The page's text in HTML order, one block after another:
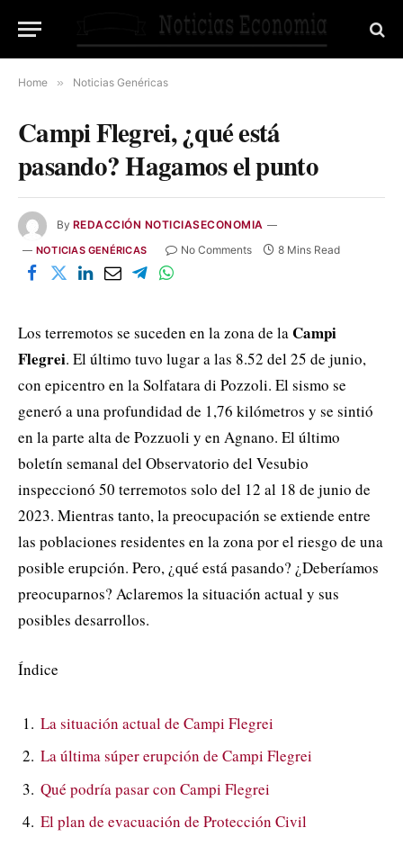
Home » Noticias Genéricas
Campi Flegrei, ¿qué está
pasando? Hagamos el punto
By REDACCIÓN NOTICIASECONOMIA
NOTICIAS GENÉRICAS No Comments 8 Mins Read
Los terremotos se suceden en la zona de laCampi
Flegrei. El último tuvo lugar a las 8.52 del 25 de junio,
con epicentro en la Solfatara di Pozzoli. El sismo se
generó a una profundidad de 1,76 kilómetros y se sintió
en la parte alta de Pozzuoli y en Agnano. El último
boletín semanal del Observatorio del Vesubio
inspeccionó 50 terremotos solo del 12 al 18 de junio de
2023. Mientras tanto, la preocupación se extiende entre
las poblaciones residentes en la zona por el riesgo de una
posible erupción. Pero, ¿qué está pasando? ¿Deberíamos
preocuparnos? Aclaremos la situación actual y sus
posibles desarrollos.
Índice
La situación actual de Campi Flegrei
La última súper erupción de Campi Flegrei
Qué podría pasar con Campi Flegrei
El plan de evacuación de Protección Civil